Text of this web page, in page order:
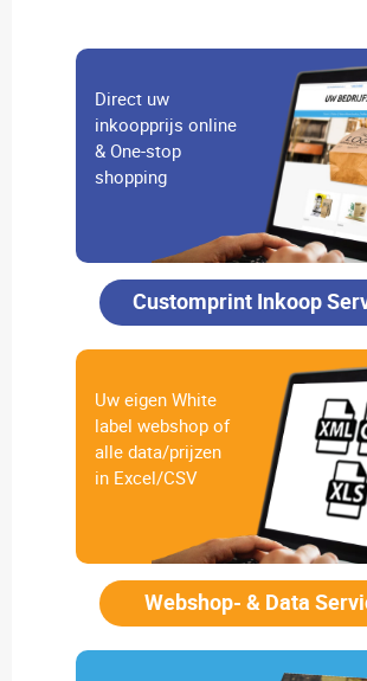
Direct uw
inkoopprijs online
& One-stop
shopping
Customprint Inkoop
Uw eigen White
label webshop of
alle data/prijzen
in Excel/CSV
Webshop- & Data